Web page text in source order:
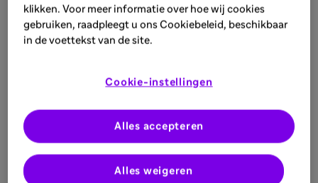
cGVHD criteria
cGvHD is characterized by a combination
Bekijk meer
ARTIKEL
klikken. Voor meer informatie over hoe wij cookies
gebruiken, raadpleegt u ons Cookiebeleid, beschikbaar
in de voettekst van de site.
Cookie-instellingen
Alles weigeren
Alles accepteren